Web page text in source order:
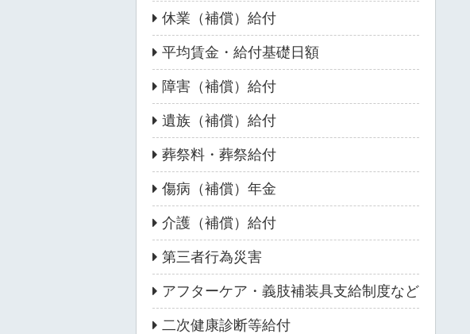
休業（補償）給付
平均賃金・給付基礎日額
障害（補償）給付
遺族（補償）給付
葬祭料・葬祭給付
傷病（補償）年金
介護（補償）給付
第三者行為災害
アフターケア・義肢補装具支給制度など
二次健康診断等給付